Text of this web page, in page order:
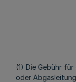
(1) Die Gebühr
oder